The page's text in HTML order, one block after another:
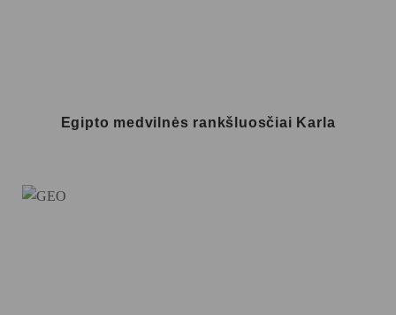
Egipto medvilnės rankšluosčiai Karla